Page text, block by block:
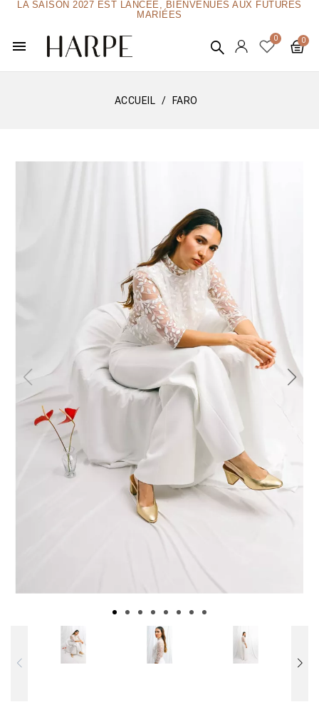
LA SAISON 2027 EST LANCÉE, BIENVENUES AUX FUTURES
MARIÉES
menu
ACCUEIL FARO